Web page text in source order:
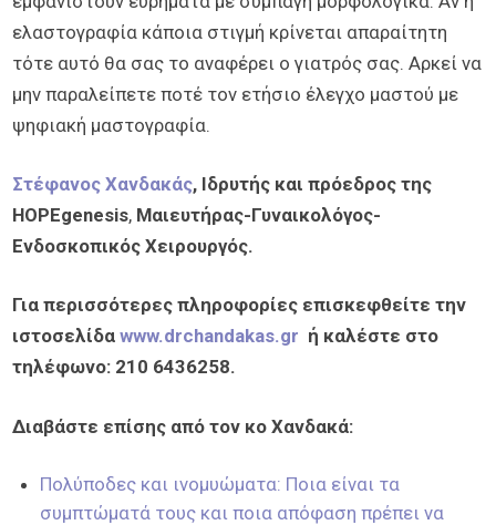
ελαστογραφία κάποια στιγμή κρίνεται απαραίτητη
τότε αυτό θα σας το αναφέρει ο γιατρός σας. Αρκεί να
μην παραλείπετε ποτέ τον ετήσιο έλεγχο μαστού με
ψηφιακή μαστογραφία.
Στέφανος Χανδακάς, Ιδρυτής και πρόεδρος της
HOPEgenesis, Μαιευτήρας-Γυναικολόγος-
Ενδοσκοπικός Χειρουργός.
Για περισσότερες πληροφορίες επισκεφθείτε την
ιστοσελίδαwww.drchandakas.gr ή καλέστε στο
τηλέφωνο: 210 6436258.
Διαβάστε επίσης από τον κο Χανδακά:
Πολύποδες και ινομυώματα: Ποια είναι τα
συμπτώματά τους και ποια απόφαση πρέπει να